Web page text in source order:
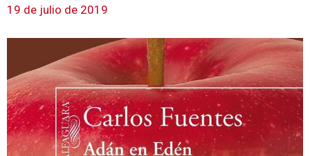
19 de julio de 2019